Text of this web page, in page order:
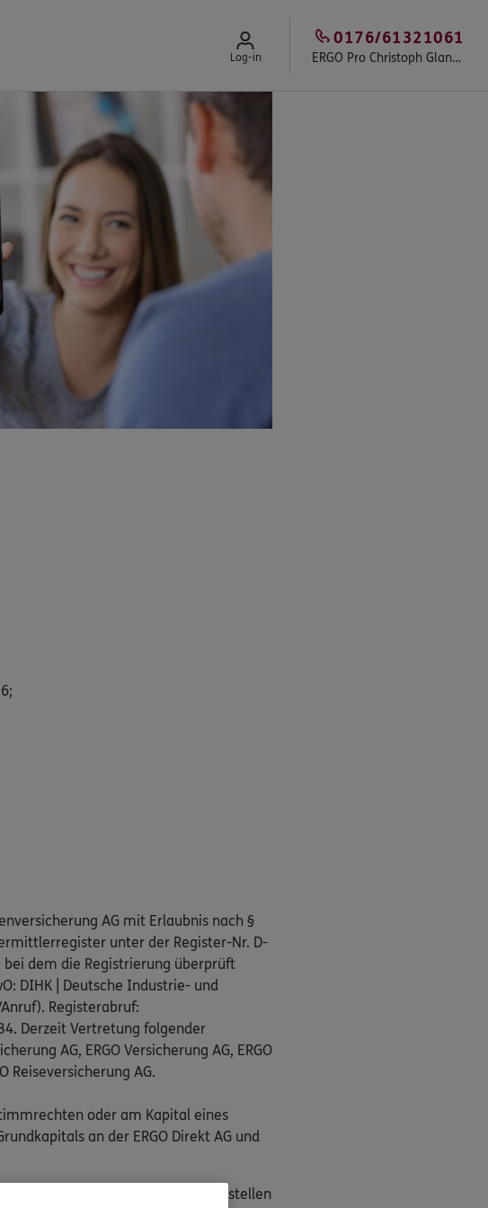
Log-in ERGO Pro Christoph Glander
0176/61321061
AG mit Erlaubnis nach §
unter der Register-Nr. D-
dem die Registrierung überprüft
DIHK | Deutsche Industrie- und
Registerabruf:
Derzeit Vertretung folgender
AG, ERGO Versicherung AG, ERGO
Reiseversicherung AG.
oder am Kapital eines
an der ERGO Direkt AG und
als Streitbeilegungsstellen